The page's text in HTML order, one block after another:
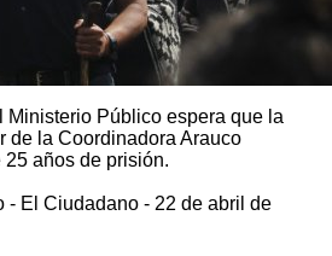
Ministerio Público espera que la
de la Coordinadora Arauco
años de prisión.
- El Ciudadano - 22 de abril de